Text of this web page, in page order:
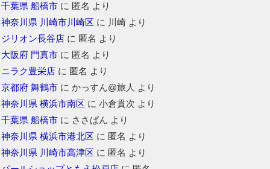
千葉県 船橋市 に 匿名 より
神奈川県 川崎市川崎区 に 川崎 より
ジリオン長谷店 に 匿名 より
大阪府 門真市 に 匿名 より
ニラク豊栄店 に 匿名 より
京都府 舞鶴市 にかっすん@旅人 より
神奈川県 横浜市南区 に小倉貫次 より
千葉県 船橋市 に ささぱん より
神奈川県 横浜市港北区 に 匿名 より
神奈川県 川崎市高津区 に 匿名 より